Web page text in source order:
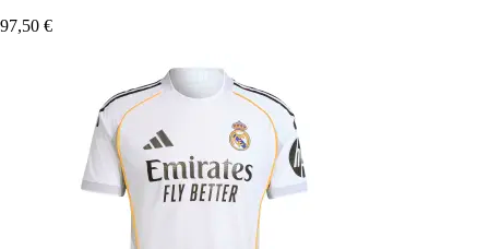
97,50 €